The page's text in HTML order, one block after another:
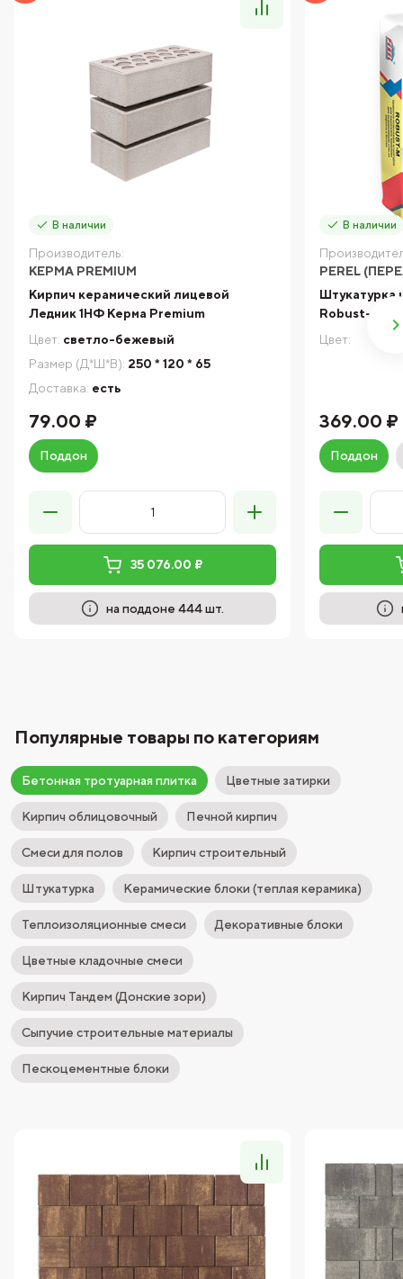
В наличии
Производитель:
КЕРМА PREMIUM
Кирпич керамический лицевой
Ледник 1НФ Керма Premium
Цвет: светло-бежевый
Размер (Д*Ш*В): 250 * 120 * 65
Доставка: есть
79.00 ₽
Поддон
35 076.00 ₽
на поддоне 444 шт.
В наличии
PEREL
Штукатурка
Robust-M
Цвет:
369.00 ₽
Поддон
Популярные товары по категориям
Бетонная тротуарная плитка Цветные затирки
Кирпич облицовочный Печной кирпич
Смеси для полов Кирпич строительный
Штукатурка Керамические блоки (теплая керамика)
Теплоизоляционные смеси Декоративные блоки
Цветные кладочные смеси
Кирпич Тандем (Донские зори)
Сыпучие строительные материалы
Пескоцементные блоки